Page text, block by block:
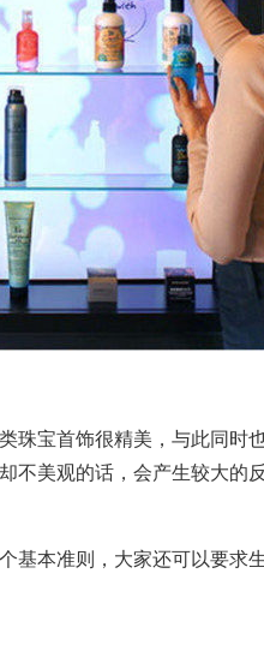
宝首饰很精美，与此同时
不美观的话，会产生较大的
本准则，大家还可以要求